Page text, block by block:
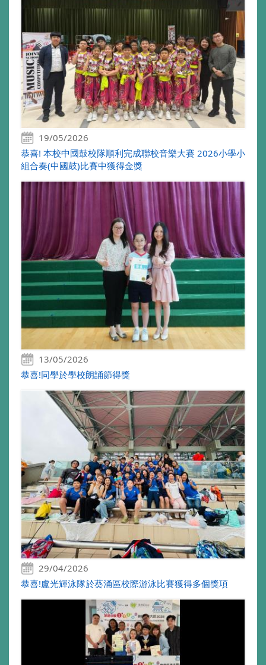
19/05/2026
恭喜! 本校中國鼓校隊順利完成聯校音樂大賽 2026小學小
組合奏(中國鼓)比賽中獲得金獎
13/05/2026
恭喜!同學於學校朗誦節得獎
29/04/2026
恭喜!盧光輝泳隊於葵涌區校際游泳比賽獲得多個獎項